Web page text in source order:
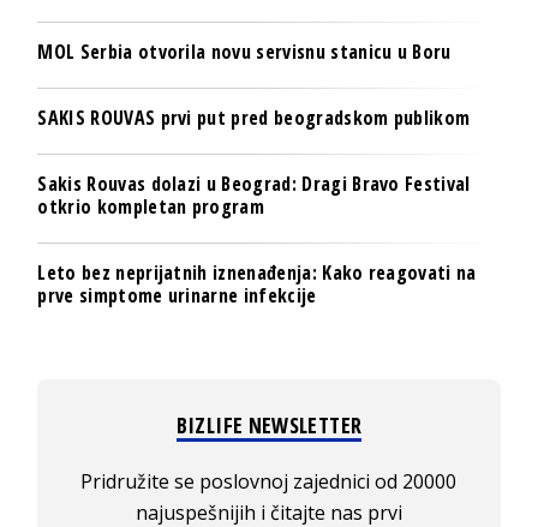
MOL Serbia otvorila novu servisnu stanicu u Boru
SAKIS ROUVAS prvi put pred beogradskom publikom
Sakis Rouvas dolazi u Beograd: Dragi Bravo Festival
otkrio kompletan program
Leto bez neprijatnih iznenađenja: Kako reagovati na
prve simptome urinarne infekcije
BIZLIFE NEWSLETTER
Pridružite se poslovnoj zajednici od 20000
najuspešnijih i čitajte nas prvi